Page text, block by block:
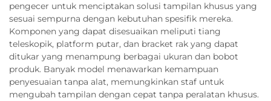
pengecer untuk menciptakan solusi tampilan khusus yang
sesuai sempurna dengan kebutuhan spesifik mereka.
Komponen yang dapat disesuaikan meliputi tiang
teleskopik, platform putar, dan bracket rak yang dapat
ditukar yang menampung berbagai ukuran dan bobot
produk. Banyak model menawarkan kemampuan
penyesuaian tanpa alat, memungkinkan staf untuk
mengubah tampilan dengan cepat tanpa peralatan khusus.